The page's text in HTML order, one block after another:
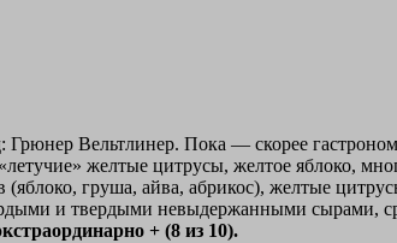
Вельтлинер. Пока — скорее
желтые цитрусы, желтое яблоко,
груша, айва, абрикос), желтые
и твердыми невыдержанными сырами,
+ (8 из 10).